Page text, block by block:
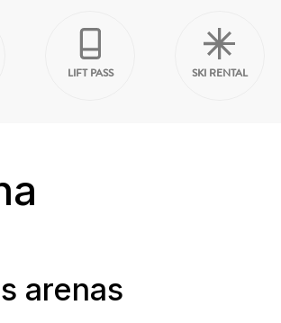
LIFT PASS SKI RENTAL
arenas